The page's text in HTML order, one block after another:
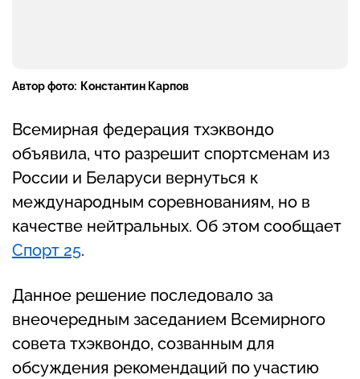
Автор фото: Константин Карпов
Всемирная федерация тхэквондо
объявила, что разрешит спортсменам из
России и Беларуси вернуться к
международным соревнованиям, но в
качестве нейтральных. Об этом сообщает
Спорт 25.
Данное решение последовало за
внеочередным заседанием Всемирного
совета тхэквондо, созванным для
обсуждения рекомендаций по участию